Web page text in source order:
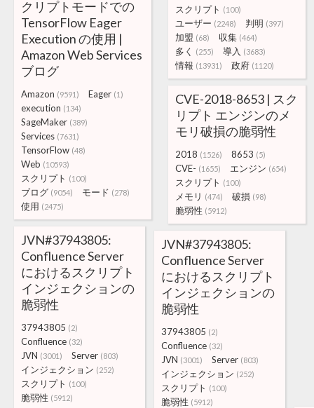
スクリプト (100)
ユーザー (2248) 判明 (397)
加盟 (68) 収集 (464)
多く (255) 導入 (3683)
情報 (13931) 政府 (1120)
クリプトモードでの
TensorFlow Eager
Execution の使用 |
Amazon Web Services
ブログ
Amazon (9591) Eager (1)
execution (134)
SageMaker (389)
Services (7631)
TensorFlow (48)
Web (10593)
スクリプト (100)
ブログ (9054) モード (278)
使用 (2475)
CVE-2018-8653 | スク
リプト エンジンのメ
モリ破損の脆弱性
2018 (1526) 8653 (5)
CVE- (1655) エンジン (654)
スクリプト (100)
メモリ (474) 破損 (98)
脆弱性 (5912)
JVN#37943805:
Confluence Server
におけるスクリプト
インジェクションの
脆弱性
37943805 (2)
Confluence (32)
JVN (3001) Server (803)
インジェクション (252)
スクリプト (100)
脆弱性 (5912)
JVN#37943805:
Confluence Server
におけるスクリプト
インジェクションの
脆弱性
37943805 (2)
Confluence (32)
JVN (3001) Server (803)
インジェクション (252)
スクリプト (100)
脆弱性 (5912)